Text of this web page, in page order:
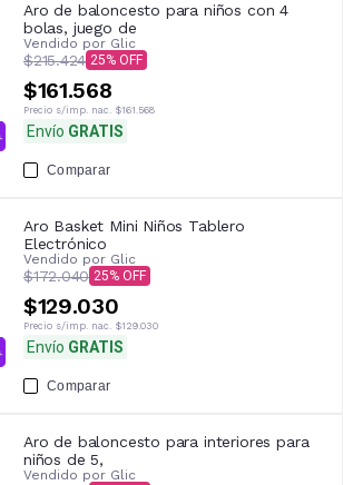
Aro de baloncesto para niños con 4
bolas, juego de
Vendido por Glic
$215.424 25
$161.568
Precio s/imp. nac. $161.568
Envío GRATIS
Comparar
Aro Basket Mini Niños Tablero
Electrónico
Vendido por Glic
$172.040 25
$129.030
Precio s/imp. nac. $129.030
Envío GRATIS
Comparar
Aro de baloncesto para interiores para
niños de 5,
Vendido por Glic